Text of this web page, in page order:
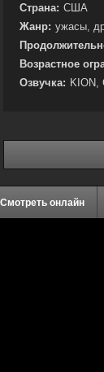
Страна: США
Жанр: ужасы,
Возрастное
Озвучка: KION,
Смотреть онлайн